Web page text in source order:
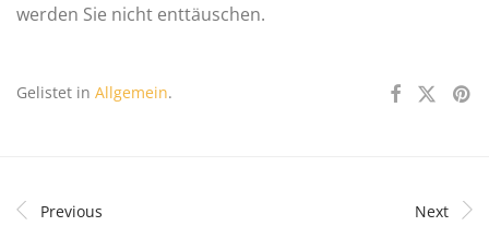
werden Sie nicht enttäuschen.
Gelistet in Allgemein.
Previous Next